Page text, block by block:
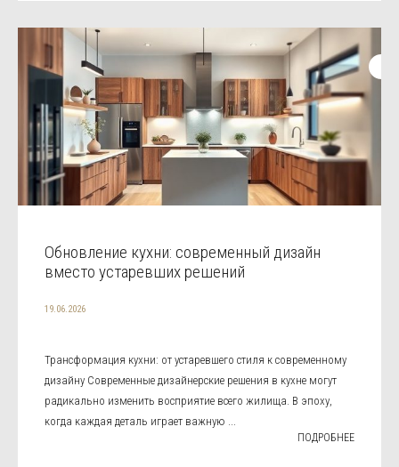
Обновление кухни: современный дизайн
вместо устаревших решений
19.06.2026
Трансформация кухни: от устаревшего стиля к современному
дизайну Современные дизайнерские решения в кухне могут
радикально изменить восприятие всего жилища. В эпоху,
когда каждая деталь играет важную ...
ПОДРОБНЕЕ